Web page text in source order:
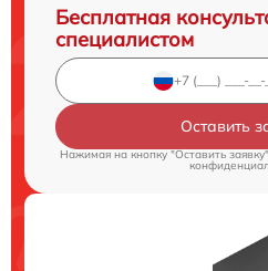
Бесплатная
специалистом
Оставить
Нажимая на кнопку "Оставить